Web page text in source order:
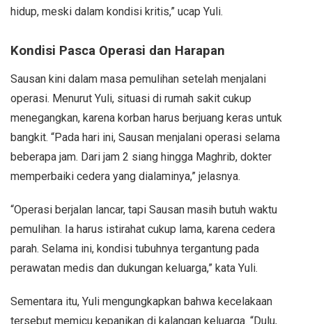
hidup, meski dalam kondisi kritis,” ucap Yuli.
Kondisi Pasca Operasi dan Harapan
Sausan kini dalam masa pemulihan setelah menjalani
operasi. Menurut Yuli, situasi di rumah sakit cukup
menegangkan, karena korban harus berjuang keras untuk
bangkit. “Pada hari ini, Sausan menjalani operasi selama
beberapa jam. Dari jam 2 siang hingga Maghrib, dokter
memperbaiki cedera yang dialaminya,” jelasnya.
“Operasi berjalan lancar, tapi Sausan masih butuh waktu
pemulihan. Ia harus istirahat cukup lama, karena cedera
parah. Selama ini, kondisi tubuhnya tergantung pada
perawatan medis dan dukungan keluarga,” kata Yuli.
Sementara itu, Yuli mengungkapkan bahwa kecelakaan
tersebut memicu kepanikan di kalangan keluarga. “Dulu,